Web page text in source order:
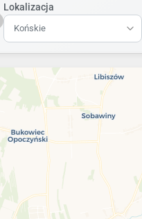
Lokalizacja
Końskie